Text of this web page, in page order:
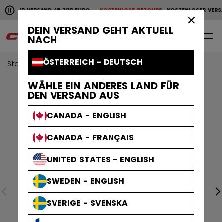
DEIN VERSAND GEHT AKTUELL
NACH
ÖSTERREICH - DEUTSCH
WÄHLE EIN ANDERES LAND FÜR
DEN VERSAND AUS
CANADA - ENGLISH
CANADA - FRANÇAIS
UNITED STATES - ENGLISH
SWEDEN - ENGLISH
SVERIGE - SVENSKA
Horizontale Bildlaufanimation anhalten.
VERSAND AB 200 EUROKOSTENLOSE RETOURE KOSTENLOSER
KOSTENLOSER VERSAND AB 200 EURO KOSTENLOSE
0
Start Bekleidung